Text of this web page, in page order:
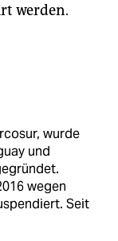
werden.
wurde
und
wegen
Seit